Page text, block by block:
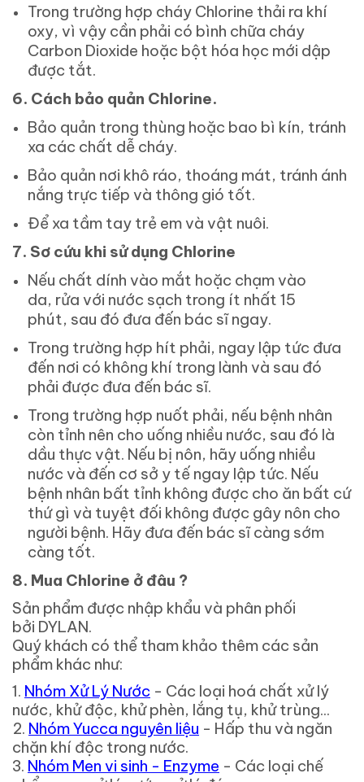
Trong trường hợp cháy Chlorine thải ra khí
oxy, vì vậy cần phải có bình chữa cháy
Carbon Dioxide hoặc bột hóa học mới dập
được tắt.
6. Cách bảo quản Chlorine.
Bảo quản trong thùng hoặc bao bì kín, tránh
xa các chất dễ cháy.
Bảo quản nơi khô ráo, thoáng mát, tránh ánh
nắng trực tiếp và thông gió tốt.
Để xa tầm tay trẻ em và vật nuôi.
7. Sơ cứu khi sử dụng Chlorine
Nếu chất dính vào mắt hoặc chạm vào
da, rửa với nước sạch trong ít nhất 15
phút, sau đó đưa đến bác sĩ ngay.
Trong trường hợp hít phải, ngay lập tức đưa
đến nơi có không khí trong lành và sau đó
phải được đưa đến bác sĩ.
Trong trường hợp nuốt phải, nếu bệnh nhân
còn tỉnh nên cho uống nhiều nước, sau đó là
dầu thực vật. Nếu bị nôn, hãy uống nhiều
nước và đến cơ sở y tế ngay lập tức. Nếu
bệnh nhân bất tỉnh không được cho ăn bất cứ
thứ gì và tuyệt đối không được gây nôn cho
người bệnh. Hãy đưa đến bác sĩ càng sớm
càng tốt.
8. Mua Chlorine ở đâu ?
Sản phẩm được nhập khẩu và phân phối
bởi DYLAN.
Quý khách có thể tham khảo thêm các sản
phẩm khác như:
1. Nhóm Xử Lý Nước - Các loại hoá chất xử lý
nước, khử độc, khử phèn, lắng tụ, khử trùng...
2. Nhóm Yucca nguyên liệu - Hấp thu và ngăn
chặn khí độc trong nước.
3. Nhóm Men vi sinh - Enzyme - Các loại chế